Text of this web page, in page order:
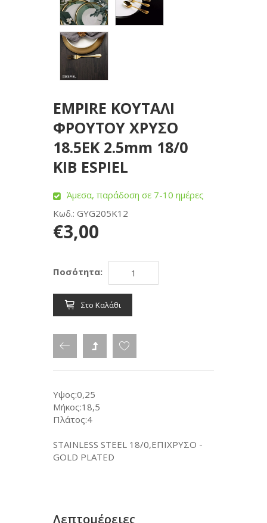
EMPIRE ΚΟΥΤΑΛΙ
ΦΡΟΥΤΟΥ ΧΡΥΣΟ
18.5ΕΚ 2.5mm 18/0
KIB ESPIEL
Άμεσα, παράδοση σε 7-10 ημέρες
Κωδ.: GYG205K12
€3,00
Ποσότητα:
Στο Καλάθι
Υψος:0,25
Μήκος:18,5
Πλάτος:4
STAINLESS STEEL 18/0,ΕΠΙΧΡΥΣΟ -
GOLD PLATED
Λεπτομέρειες